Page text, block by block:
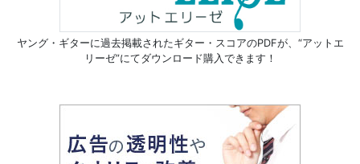
ヤング・ギターに過去掲載されたギター・スコアのPDFが、 “アットエ
リーゼ”にてダウンロード購入できます！